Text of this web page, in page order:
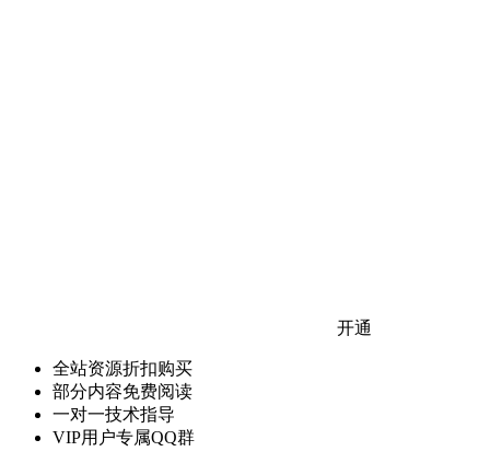
开通
全站资源折扣购买
部分内容免费阅读
一对一技术指导
VIP用户专属QQ群